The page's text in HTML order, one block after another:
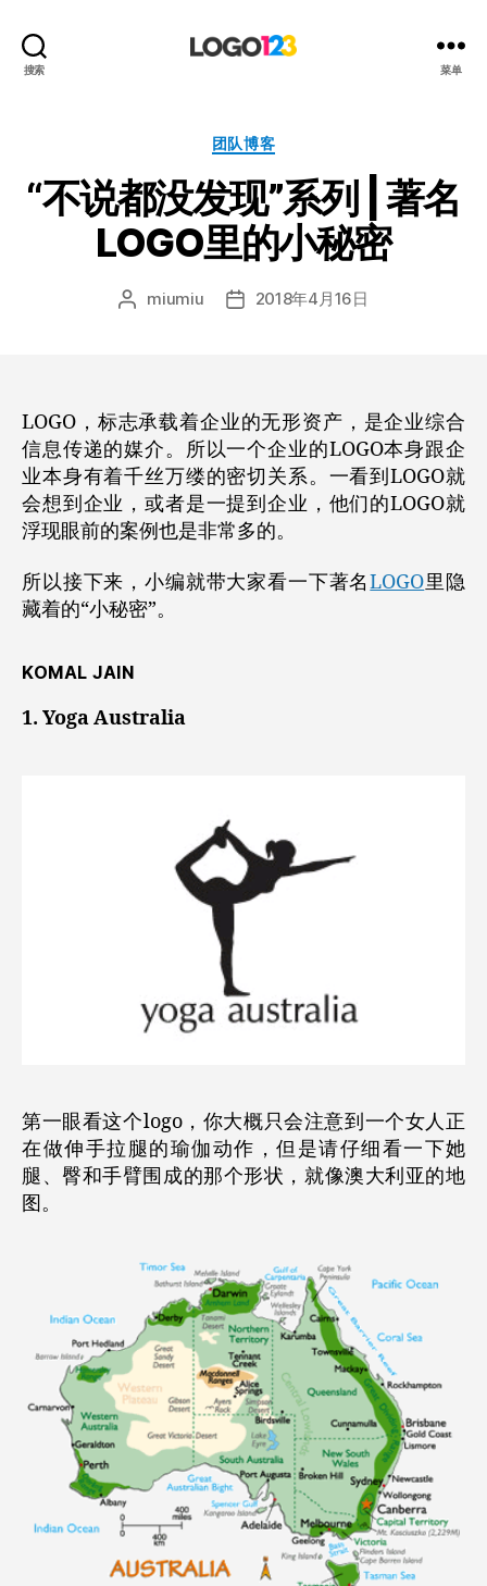
搜索
设
计
博
客
菜单
分
团队博客
“不说都没发现”系列 | 著名
LOGO里的小秘密
文 miumiu
发 2018年4月16日
LOGO，标志承载着企业的无形资产，是企业综合
信息传递的媒介。所以一个企业的LOGO本身跟企
业本身有着千丝万缕的密切关系。一看到LOGO就
会想到企业，或者是一提到企业，他们的LOGO就
浮现眼前的案例也是非常多的。
所以接下来，小编就带大家看一下著名LOGO里隐
藏着的“小秘密”。
KOMAL JAIN
1. Yoga Australia
第一眼看这个logo，你大概只会注意到一个女人正
在做伸手拉腿的瑜伽动作，但是请仔细看一下她
腿、臀和手臂围成的那个形状，就像澳大利亚的地
图。